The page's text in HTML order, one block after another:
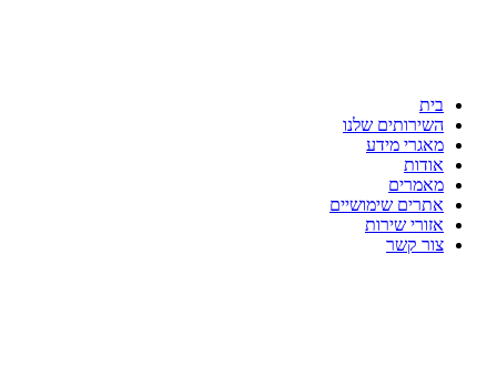
בית
השירותים שלנו
מאגרי מידע
אודות
מאמרים
אתרים שימושיים
אזורי שירות
צור קשר